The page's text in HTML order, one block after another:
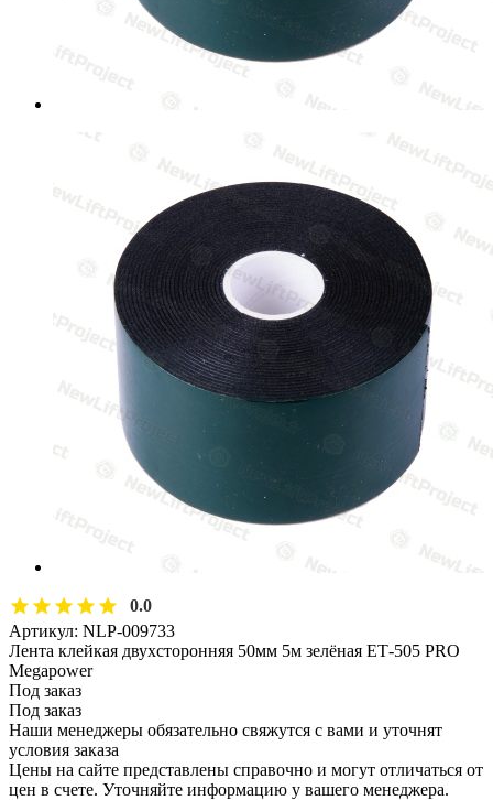
0.0
Артикул: NLP-009733
Лента клейкая двухсторонняя 50мм 5м зелёная ЕТ-505 PRO
Megapower
Под заказ
Под заказ
Наши менеджеры обязательно свяжутся с вами и уточнят
условия заказа
Цены на сайте представлены справочно и могут отличаться от
цен в счете. Уточняйте информацию у вашего менеджера.